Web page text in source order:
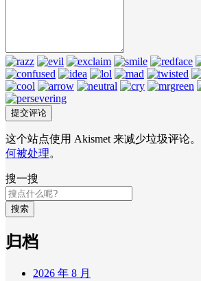
这个站点使用 Akismet 来减少垃圾评论。
何被处理。
搜一搜
搜索
归档
2026 年 8 月